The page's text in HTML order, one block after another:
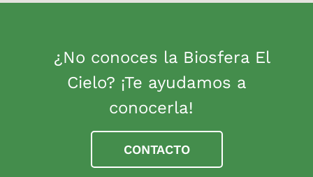
¿No conoces la Biosfera El
Cielo? ¡Te ayudamos a
conocerla!
CONTACTO